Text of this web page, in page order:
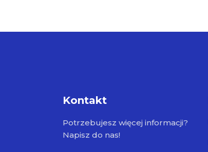
Kontakt
Potrzebujesz więcej informacji?
Napisz do nas!